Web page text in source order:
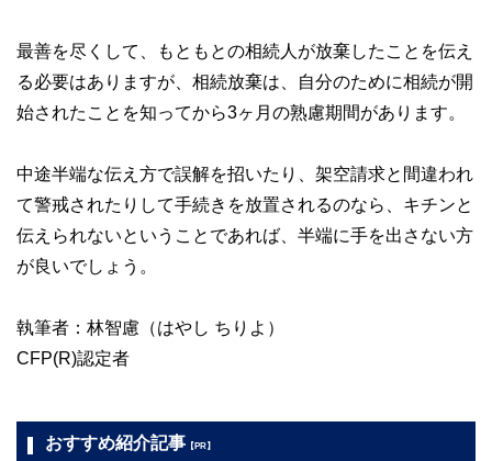
最善を尽くして、もともとの相続人が放棄したことを伝え
る必要はありますが、相続放棄は、自分のために相続が開
始されたことを知ってから3ヶ月の熟慮期間があります。
中途半端な伝え方で誤解を招いたり、架空請求と間違われ
て警戒されたりして手続きを放置されるのなら、キチンと
伝えられないということであれば、半端に手を出さない方
が良いでしょう。
執筆者：林智慮（はやし ちりよ）
CFP(R)認定者
おすすめ紹介記事 【PR】